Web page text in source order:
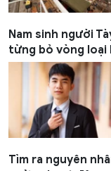
Nam sinh người
từng bỏ vòng loại
Tìm ra nguyên